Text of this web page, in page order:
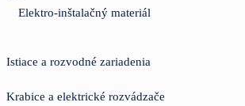
Elektro-inštalačný materiál
Istiace a rozvodné zariadenia
Krabice a elektrické rozvádzače